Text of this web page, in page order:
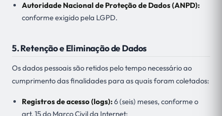
Autoridade Nacional de Proteção de Dados (ANPD):
conforme exigido pela LGPD.
5. Retenção e Eliminação de Dados
Os dados pessoais são retidos pelo tempo necessário ao
cumprimento das finalidades para as quais foram coletados:
Registros de acesso (logs):6 (seis) meses, conforme o
art. 15 do Marco Civil da Internet;